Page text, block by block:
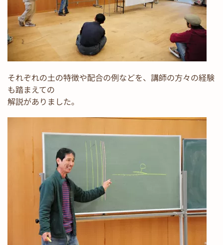
それぞれの土の特徴や配合の例などを、講師の方々の経験
も踏まえての
解説がありました。